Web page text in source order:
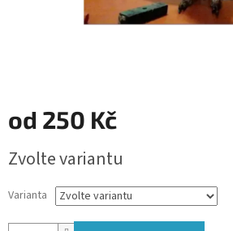
od 250 Kč
cena:
Zvolte variantu
Varianta